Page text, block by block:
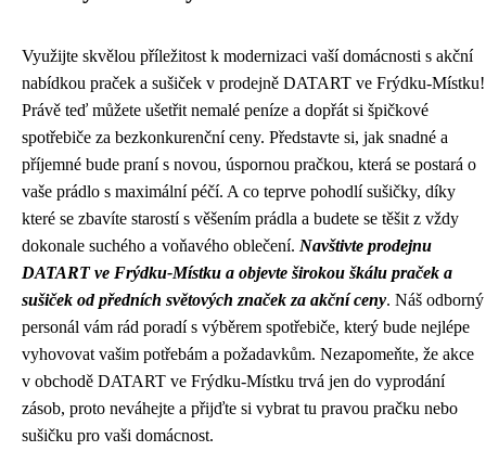
Využijte skvělou příležitost k modernizaci vaší domácnosti s akční
nabídkou praček a sušiček v prodejně DATART ve Frýdku-Místku!
Právě teď můžete ušetřit nemalé peníze a dopřát si špičkové
spotřebiče za bezkonkurenční ceny. Představte si, jak snadné a
příjemné bude praní s novou, úspornou pračkou, která se postará o
vaše prádlo s maximální péčí. A co teprve pohodlí sušičky, díky
které se zbavíte starostí s věšením prádla a budete se těšit z vždy
dokonale suchého a voňavého oblečení. Navštivte prodejnu
DATART ve Frýdku-Místku a objevte širokou škálu praček a
sušiček od předních světových značek za akční ceny. Náš odborný
personál vám rád poradí s výběrem spotřebiče, který bude nejlépe
vyhovovat vašim potřebám a požadavkům. Nezapomeňte, že akce
v obchodě DATART ve Frýdku-Místku trvá jen do vyprodání
zásob, proto neváhejte a přijďte si vybrat tu pravou pračku nebo
sušičku pro vaši domácnost.